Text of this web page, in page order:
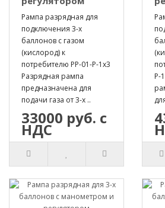
Рампа разрядная для
подключения 3-х
баллонов с газом
(кислород) к
потребителю РР-01-Р-1х3
Разрядная рампа
предназначена для
подачи газа от 3-х ..
33000 руб. с
НДС
Р-